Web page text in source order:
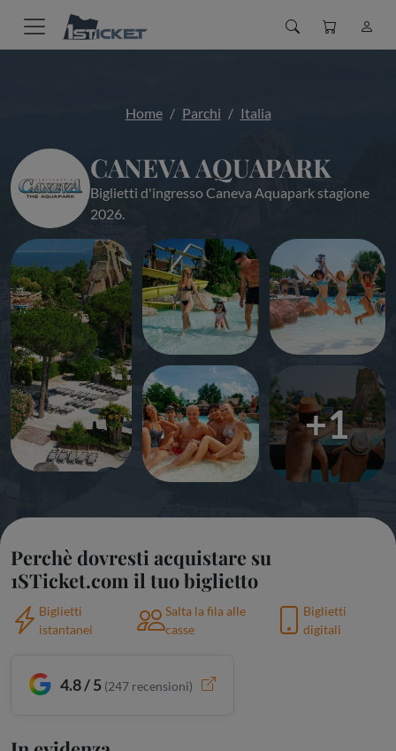
Home Parchi Italia
CANEVA AQUAPARK
Biglietti d'ingresso Caneva Aquapark stagione
2026.
+1
Perchè dovresti acquistare su
1STicket.com il tuo biglietto
Biglietti
istantanei
Salta la fila alle
casse
Biglietti
digitali
4.8 / 5 (247 recensioni)